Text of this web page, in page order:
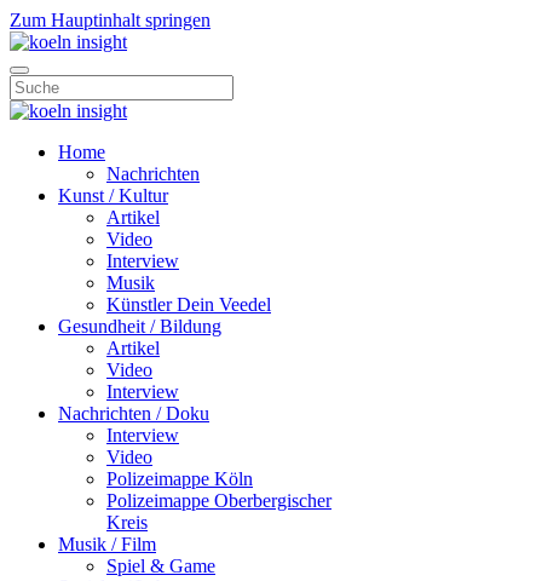
Zum Hauptinhalt springen
Home
Nachrichten
Kunst / Kultur
Artikel
Video
Interview
Musik
Künstler Dein Veedel
Gesundheit / Bildung
Artikel
Video
Interview
Nachrichten / Doku
Interview
Video
Polizeimappe Köln
Polizeimappe Oberbergischer
Kreis
Musik / Film
Spiel & Game